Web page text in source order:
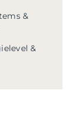
&
&